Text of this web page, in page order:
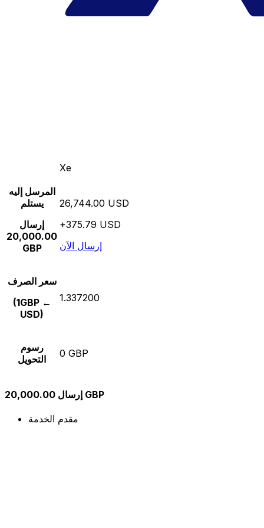
Xe
المرسل إليه
يستلم
إرسال
20,000.00
GBP
26,744.00 USD
+375.79 USD
إرسال الآن
سعر الصرف
(1GBP ←
USD)
1.337200
رسوم
التحويل
0 GBP
إرسال 20,000.00 GBP
مقدم الخدمة